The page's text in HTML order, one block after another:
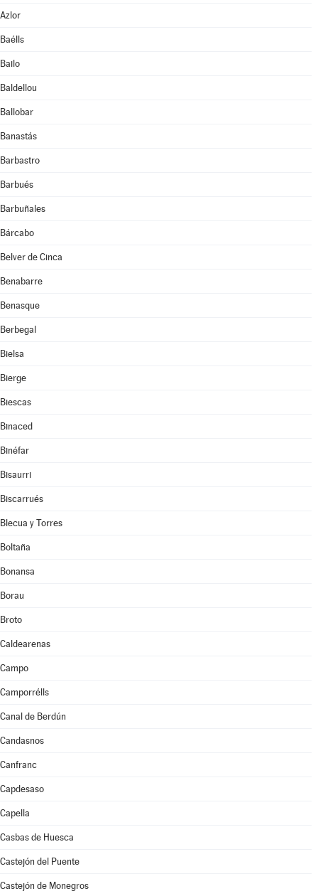
Azlor
Baélls
Bailo
Baldellou
Ballobar
Banastás
Barbastro
Barbués
Barbuñales
Bárcabo
Belver de Cinca
Benabarre
Benasque
Berbegal
Bielsa
Bierge
Biescas
Binaced
Binéfar
Bisaurri
Biscarrués
Blecua y Torres
Boltaña
Bonansa
Borau
Broto
Caldearenas
Campo
Camporrélls
Canal de Berdún
Candasnos
Canfranc
Capdesaso
Capella
Casbas de Huesca
Castejón del Puente
Castejón de Monegros